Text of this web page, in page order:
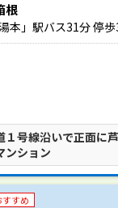
根
本」駅バス31分 停歩
１号線沿いで正面に
ンション
すすめ